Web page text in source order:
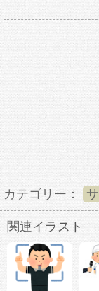
カテゴリー：
関連イラスト